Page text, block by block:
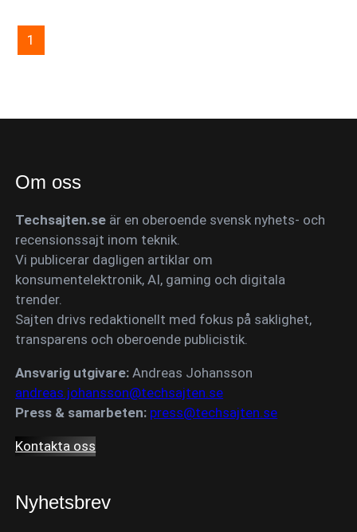
1
Om oss
Techsajten.se är en oberoende svensk nyhets- och
recensionssajt inom teknik.
Vi publicerar dagligen artiklar om
konsumentelektronik, AI, gaming och digitala
trender.
Sajten drivs redaktionellt med fokus på saklighet,
transparens och oberoende publicistik.
Ansvarig utgivare: Andreas Johansson
andreas.johansson@techsajten.se
Press & samarbeten: press@techsajten.se
Kontakta oss
Nyhetsbrev